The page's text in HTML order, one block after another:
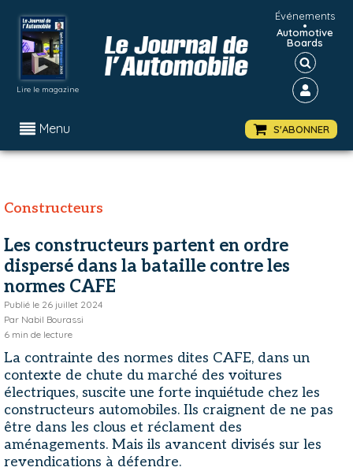
Lire le magazine
Événements
•
Automotive
Boards
Menu S'ABONNER
Constructeurs
Les constructeurs partent en ordre
dispersé dans la bataille contre les
normes CAFE
Publié le 26 juillet 2024
Par Nabil Bourassi
6 min de lecture
La contrainte des normes dites CAFE, dans un
contexte de chute du marché des voitures
électriques, suscite une forte inquiétude chez les
constructeurs automobiles. Ils craignent de ne pas
être dans les clous et réclament des
aménagements. Mais ils avancent divisés sur les
revendications à défendre.